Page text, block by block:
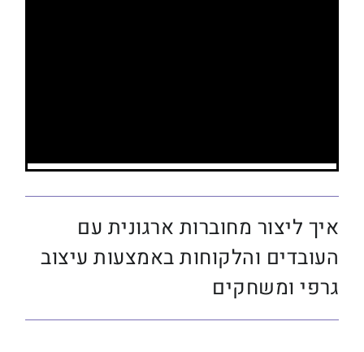
איך ליצור מחוברות ארגונית עם
העובדים והלקוחות באמצעות עיצוב
גרפי ומשחקים